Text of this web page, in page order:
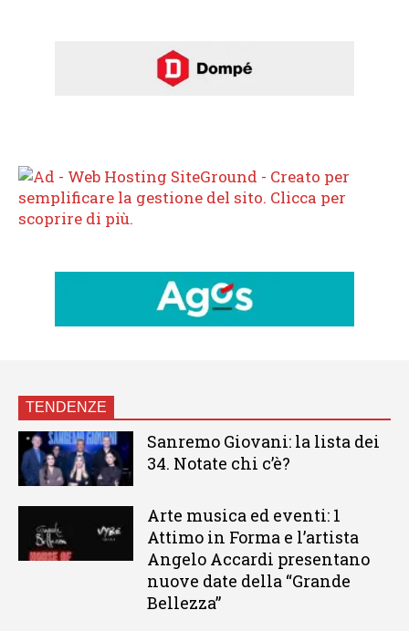
TENDENZE
Sanremo Giovani: la lista dei
34. Notate chi c’è?
Arte musica ed eventi: 1
Attimo in Forma e l’artista
Angelo Accardi presentano
nuove date della “Grande
Bellezza”